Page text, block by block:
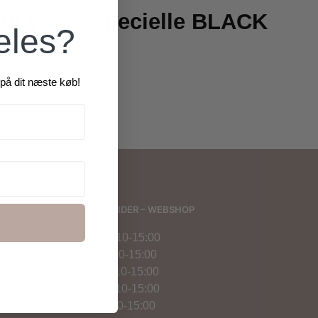
vores specielle BLACK
ÅBNINGSTIDER – WEBSHOP
Mandag: 10-15:00
Tirsdag: 10-15:00
Onsdag: 10-15:00
Torsdag: 10-15:00
Fredag: 10-15:00
dit næste køb!